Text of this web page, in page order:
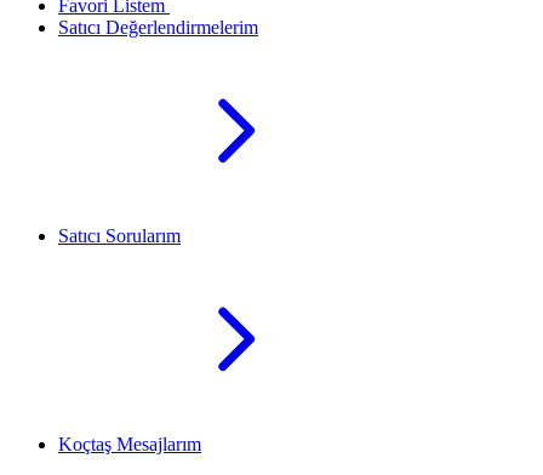
Favori Listem
Satıcı Değerlendirmelerim
Satıcı Sorularım
Koçtaş Mesajlarım